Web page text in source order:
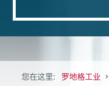
您在这里: 罗地格工业